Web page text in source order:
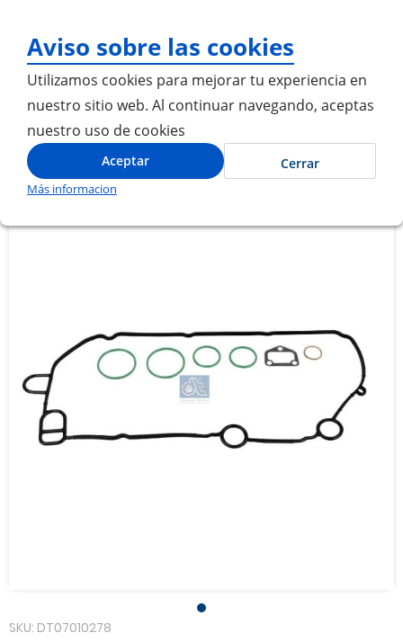
Aviso sobre las cookies
Utilizamos cookies para mejorar tu experiencia en
nuestro sitio web. Al continuar navegando, aceptas
nuestro uso de cookies
Aceptar Cerrar
Más informacion
Inicio JUEGO JUNTAS REFRIGERADOR DE ACEITE
SKU DT07010278
imágenes
imágenes